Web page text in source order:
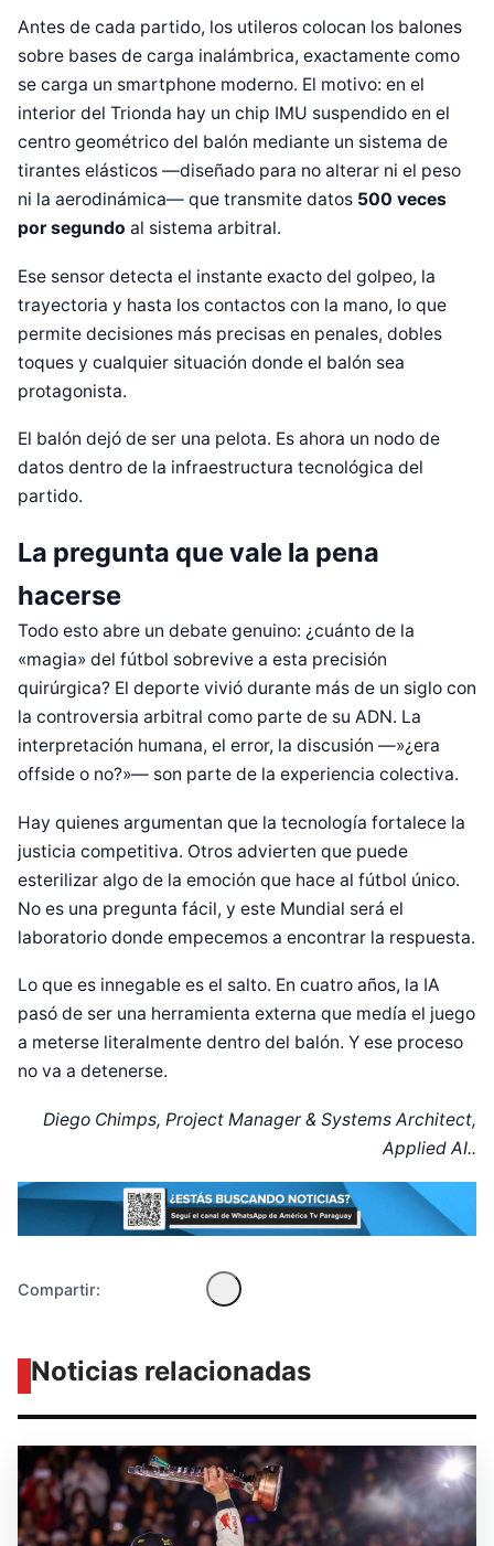
Antes de cada partido, los utileros colocan los balones
sobre bases de carga inalámbrica, exactamente como
se carga un smartphone moderno. El motivo: en el
interior del Trionda hay un chip IMU suspendido en el
centro geométrico del balón mediante un sistema de
tirantes elásticos —diseñado para no alterar ni el peso
ni la aerodinámica— que transmite datos 500 veces
por segundo al sistema arbitral.
Ese sensor detecta el instante exacto del golpeo, la
trayectoria y hasta los contactos con la mano, lo que
permite decisiones más precisas en penales, dobles
toques y cualquier situación donde el balón sea
protagonista.
El balón dejó de ser una pelota. Es ahora un nodo de
datos dentro de la infraestructura tecnológica del
partido.
La pregunta que vale la pena
hacerse
Todo esto abre un debate genuino: ¿cuánto de la
«magia» del fútbol sobrevive a esta precisión
quirúrgica? El deporte vivió durante más de un siglo con
la controversia arbitral como parte de su ADN. La
interpretación humana, el error, la discusión —»¿era
offside o no?»— son parte de la experiencia colectiva.
Hay quienes argumentan que la tecnología fortalece la
justicia competitiva. Otros advierten que puede
esterilizar algo de la emoción que hace al fútbol único.
No es una pregunta fácil, y este Mundial será el
laboratorio donde empecemos a encontrar la respuesta.
Lo que es innegable es el salto. En cuatro años, la IA
pasó de ser una herramienta externa que medía el juego
a meterse literalmente dentro del balón. Y ese proceso
no va a detenerse.
Diego Chimps, Project Manager & Systems Architect,
Applied AI..
Compartir:
Diseñado por Shiro
Noticias relacionadas